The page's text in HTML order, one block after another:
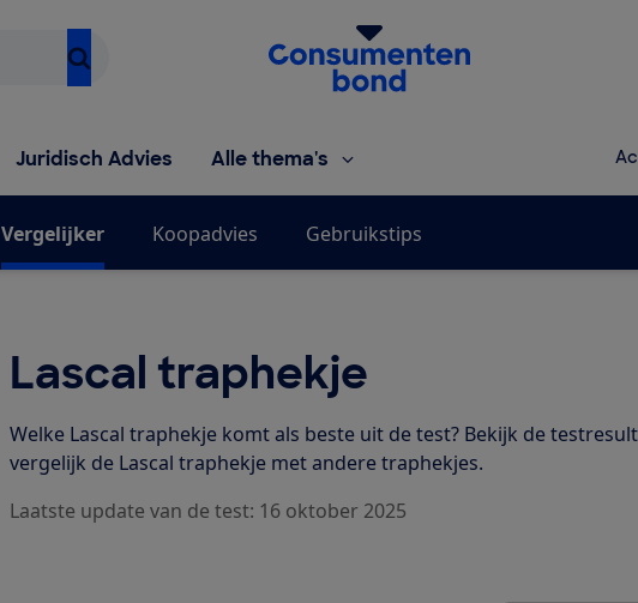
Homepage van de Consumentenbond
Juridisch Advies Alle thema's
Vergelijker Koopadvies Gebruikstips
Lascal traphekje
Welke Lascal traphekje komt als beste uit de test? Bekijk de
vergelijk de Lascal traphekje met andere traphekjes.
Laatste update van de test: 16 oktober 2025